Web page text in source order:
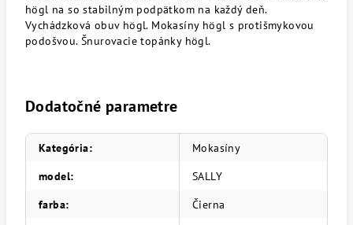
högl na so stabilným podpätkom na každý deň.
Vychádzková obuv högl. Mokasíny högl s protišmykovou
podošvou. Šnurovacie topánky högl.
Dodatočné parametre
Kategória:
Mokasíny
model:
SALLY
farba:
Čierna